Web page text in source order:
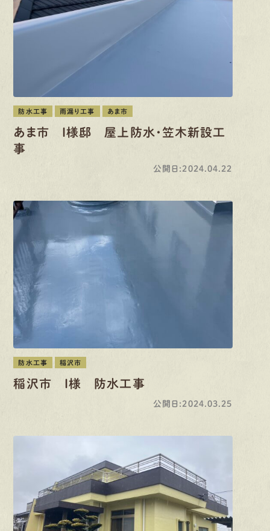
防水工事 雨漏り工事 あま市
あま市 I様邸 屋上防水・笠木新設工
事
公開日:2024.04.22
防水工事 稲沢市
稲沢市 I様 防水工事
公開日:2024.03.25